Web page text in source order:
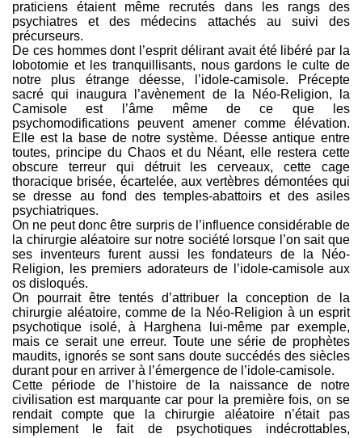
praticiens étaient même recrutés dans les rangs des
psychiatres et des médecins attachés au suivi des
précurseurs.
De ces hommes dont l’esprit délirant avait été libéré par la
lobotomie et les tranquillisants, nous gardons le culte de
notre plus étrange déesse, l’idole-camisole. Précepte
sacré qui inaugura l’avènement de la Néo-Religion, la
Camisole est l’âme même de ce que les
psychomodifications peuvent amener comme élévation.
Elle est la base de notre système. Déesse antique entre
toutes, principe du Chaos et du Néant, elle restera cette
obscure terreur qui détruit les cerveaux, cette cage
thoracique brisée, écartelée, aux vertèbres démontées qui
se dresse au fond des temples-abattoirs et des asiles
psychiatriques.
On ne peut donc être surpris de l’influence considérable de
la chirurgie aléatoire sur notre société lorsque l’on sait que
ses inventeurs furent aussi les fondateurs de la Néo-
Religion, les premiers adorateurs de l’idole-camisole aux
os disloqués.
On pourrait être tentés d’attribuer la conception de la
chirurgie aléatoire, comme de la Néo-Religion à un esprit
psychotique isolé, à Harghena lui-même par exemple,
mais ce serait une erreur. Toute une série de prophètes
maudits, ignorés se sont sans doute succédés des siècles
durant pour en arriver à l’émergence de l’idole-camisole.
Cette période de l’histoire de la naissance de notre
civilisation est marquante car pour la première fois, on se
rendait compte que la chirurgie aléatoire n’était pas
simplement le fait de psychotiques indécrottables,